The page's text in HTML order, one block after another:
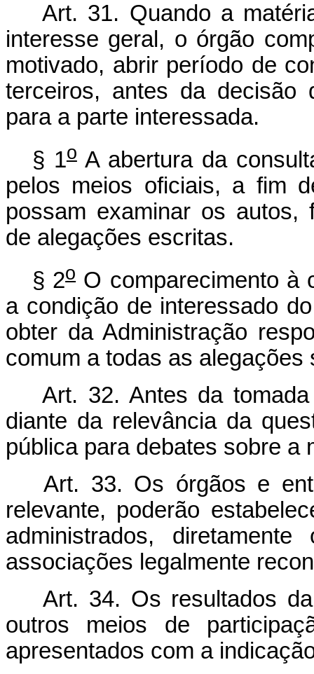
Art. 31. Quando a
interesse geral, o órgão
motivado, abrir período de
terceiros, antes da decisão
para a parte interessada.
§ 1oA abertura da
pelos meios oficiais, a fim
possam examinar os autos,
de alegações escritas.
§ 2oO comparecimento à
a condição de interessado
obter da Administração
comum a todas as
Art. 32. Antes da
diante da relevância da
pública para debates sobre a
Art. 33. Os órgãos e
relevante, poderão
administrados,
associações legalmente
Art. 34. Os resultados
outros meios de
apresentados com a